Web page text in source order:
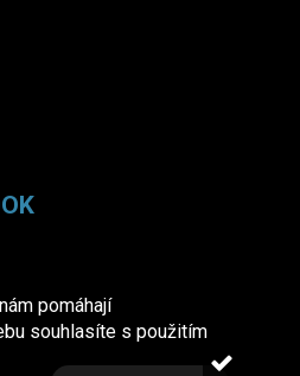
pomáhají
souhlasíte s použitím